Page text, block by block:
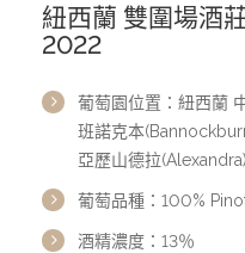
Dansk Mjød 丹麥維京蜂蜜
關於醴酩
醴酩挑選葡萄酒的理念
紐西蘭 雙圍場酒
2022
葡萄園位置：紐西蘭
班諾克本
亞歷山德拉
葡萄品種：100%
酒精濃度：13％